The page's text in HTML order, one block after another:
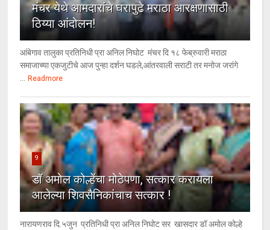
मंचर येथे आमदारांचे घरापुढे मराठा आरक्षणासाठी
ठिय्या आंदोलन!
आंबेगाव तालुका प्रतिनिधी प्रा अनिल निघोट मंचर दि १८ फेब्रुवारी मराठा
समाजाच्या एकजुटीचे आज पुन्हा दर्शन घडले,आंतरवाली सराटी तर मनोज जरांगे
... Readmore
9
डॉ अमोल कोल्हेंचा मोठेपणा, सत्कार करायला
आलेल्या शिवसैनिकांचाच सत्कार !
नारायणराव दि.५जुन प्रतिनिधी प्रा अनिल निघोट सर खासदार डॉ अमोल कोल्हे